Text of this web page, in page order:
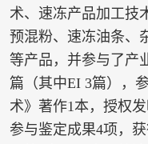
术、速冻产品加工技
预混粉、速冻油条、
等产品，并参与了产
篇（其中EI 3篇），
术》著作1本，授权
参与鉴定成果4项，